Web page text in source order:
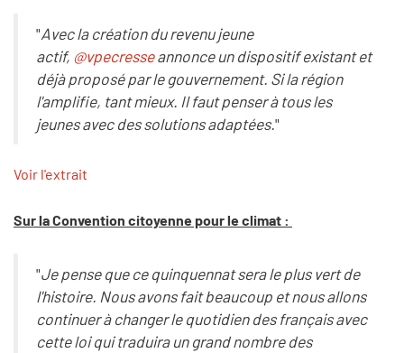
"Avec la création du revenu jeune
actif, @vpecresseannonce un dispositif existant et
déjà proposé par le gouvernement. Si la région
l'amplifie, tant mieux. Il faut penser à tous les
jeunes avec des solutions adaptées."
Voir l'extrait
Sur la Convention citoyenne pour le climat :
"Je pense que ce quinquennat sera le plus vert de
l'histoire. Nous avons fait beaucoup et nous allons
continuer à changer le quotidien des français avec
cette loi qui traduira un grand nombre des